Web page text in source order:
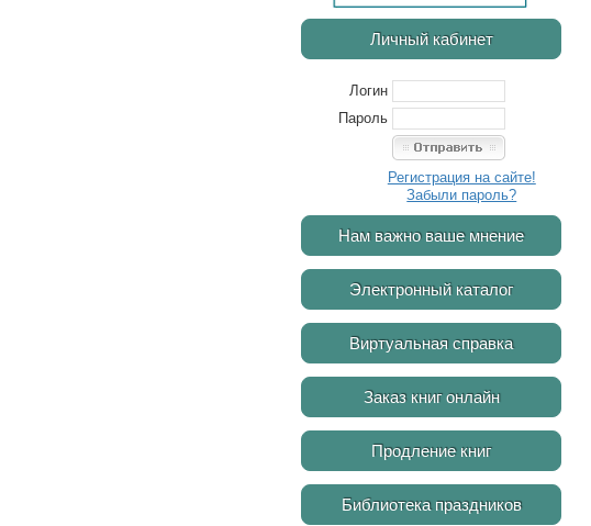
Личный кабинет
Логин
Пароль
Регистрация на сайте!
Забыли пароль?
Нам важно ваше мнение
Электронный каталог
Виртуальная справка
Заказ книг онлайн
Продление книг
Библиотека праздников